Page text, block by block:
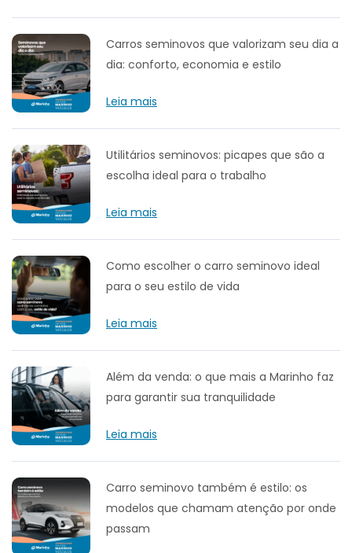
Carros seminovos que valorizam seu dia a
dia: conforto, economia e estilo
Leia mais
Utilitários seminovos: picapes que são a
escolha ideal para o trabalho
Leia mais
Como escolher o carro seminovo ideal
para o seu estilo de vida
Leia mais
Além da venda: o que mais a Marinho faz
para garantir sua tranquilidade
Leia mais
Carro seminovo também é estilo: os
modelos que chamam atenção por onde
passam